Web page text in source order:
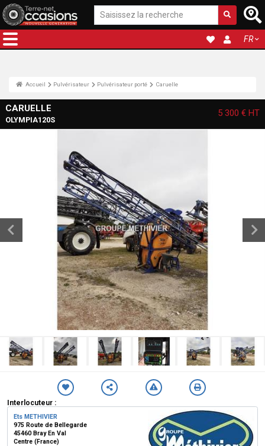
FR
Accueil Pulvérisateur Pulvérisateur porté Caruelle
CARUELLE
OLYMPIA120S
5 300 € HT
Interlocuteur :
Ets METHIVIER
975 Route de Bellegarde
45460 Bray En Val
Centre (France)